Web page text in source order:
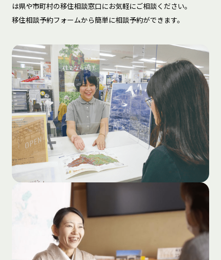
は県や市町村の移住相談窓口にお気軽にご相談ください。
移住相談予約フォームから簡単に相談予約ができます。